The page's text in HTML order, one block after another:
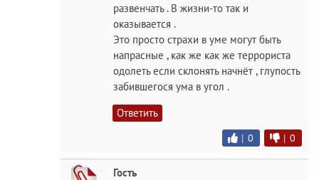
развенчать . В жизни-то так и
оказывается .
Это просто страхи в уме могут быть
напрасные , как же как же террориста
одолеть если склонять начнёт , глупость
забившегося ума в угол .
Ответить
| 0 | 0
Гость